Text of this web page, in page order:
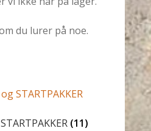
du lurer på noe.
(11)